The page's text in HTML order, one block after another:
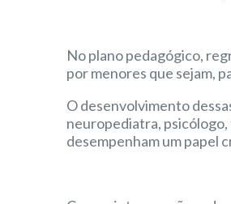
No plano pedagógico,
por menores que sejam,
O desenvolvimento
neuropediatra,
desempenham um papel